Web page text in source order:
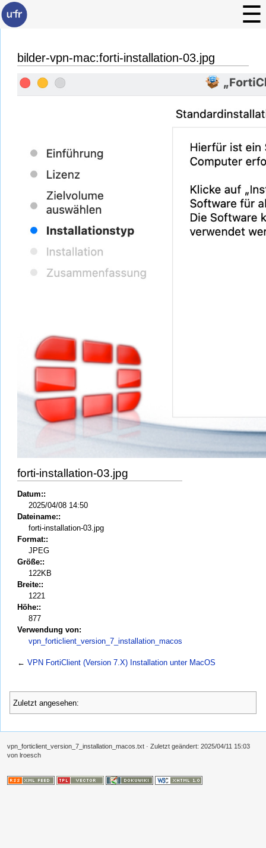
bilder-vpn-mac:forti-installation-03.jpg
forti-installation-03.jpg
Datum::
2025/04/08 14:50
Dateiname::
forti-installation-03.jpg
Format::
JPEG
Größe::
122KB
Breite::
1221
Höhe::
877
Verwendung von:
vpn_forticlient_version_7_installation_macos
← VPN FortiClient (Version 7.X) Installation unter MacOS
Zuletzt angesehen:
vpn_forticlient_version_7_installation_macos.txt · Zuletzt geändert: 2025/04/11 15:03
von lroesch